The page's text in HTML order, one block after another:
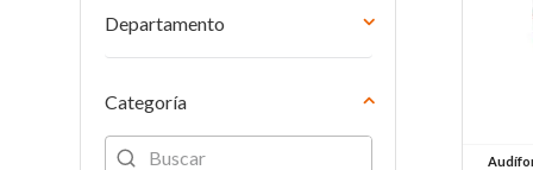
Departamento
Muebles
Categoría